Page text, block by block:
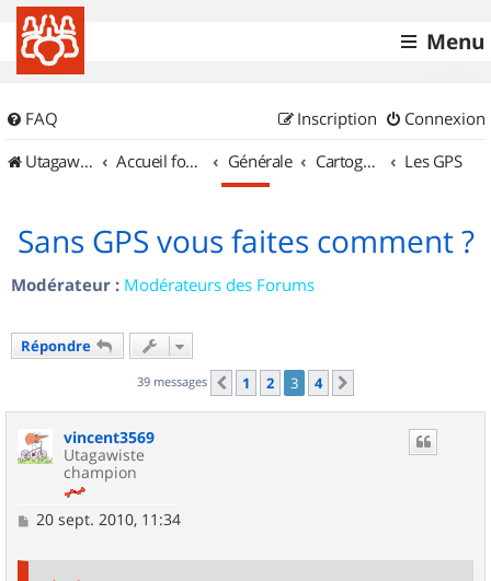
Menu
FAQ Connexion
Inscription
UtagawaVTT (Randos VTT et VTTAE avec traces GPS)
Accueil forum Générale Cartographie et GPS Les GPS
Sans GPS vous faites comment ?
Modérateur : Modérateurs des Forums
Répondre
39 messages Précédent
1 2 3 4
vincent3569
Utagawiste
champion
M
20 sept. 2010, 11:34